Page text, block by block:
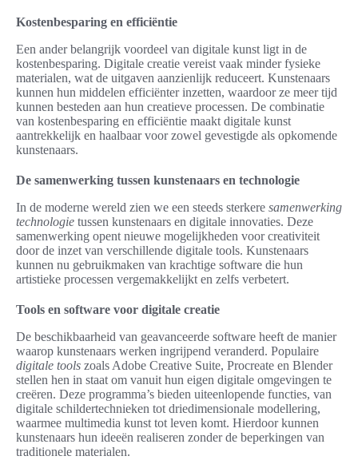
Kostenbesparing en efficiëntie
Een ander belangrijk voordeel van digitale kunst ligt in de
kostenbesparing. Digitale creatie vereist vaak minder fysieke
materialen, wat de uitgaven aanzienlijk reduceert. Kunstenaars
kunnen hun middelen efficiënter inzetten, waardoor ze meer tijd
kunnen besteden aan hun creatieve processen. De combinatie
van kostenbesparing en efficiëntie maakt digitale kunst
aantrekkelijk en haalbaar voor zowel gevestigde als opkomende
kunstenaars.
De samenwerking tussen kunstenaars en technologie
In de moderne wereld zien we een steeds sterkere samenwerking
technologie tussen kunstenaars en digitale innovaties. Deze
samenwerking opent nieuwe mogelijkheden voor creativiteit
door de inzet van verschillende digitale tools. Kunstenaars
kunnen nu gebruikmaken van krachtige software die hun
artistieke processen vergemakkelijkt en zelfs verbetert.
Tools en software voor digitale creatie
De beschikbaarheid van geavanceerde software heeft de manier
waarop kunstenaars werken ingrijpend veranderd. Populaire
digitale tools zoals Adobe Creative Suite, Procreate en Blender
stellen hen in staat om vanuit hun eigen digitale omgevingen te
creëren. Deze programma’s bieden uiteenlopende functies, van
digitale schildertechnieken tot driedimensionale modellering,
waarmee multimedia kunst tot leven komt. Hierdoor kunnen
kunstenaars hun ideeën realiseren zonder de beperkingen van
traditionele materialen.